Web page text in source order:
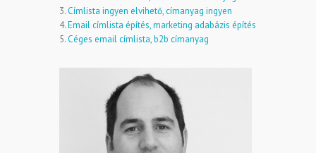
3.Címlista ingyen elvihető, címanyag ingyen
4.Email címlista építés, marketing adabázis építés
5.Céges email címlista, b2b címanyag